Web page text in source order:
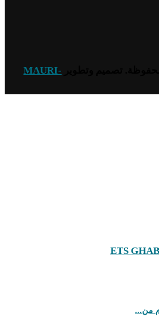
MAURI-
من...